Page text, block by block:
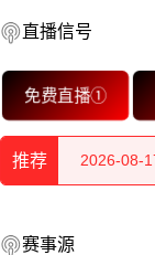
直播信号
免费直播①
推荐
2026-08-
2026-08-
赛事源